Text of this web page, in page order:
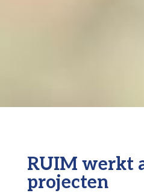
RUIM werkt
projecten